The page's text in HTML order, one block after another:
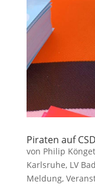
Piraten auf
von Philip
Karlsruhe, LV
Meldung,